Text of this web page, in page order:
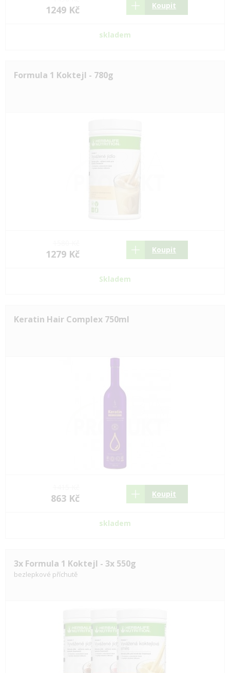
1249 Kč Koupit
skladem
Formula 1 Koktejl - 780g
1279 Kč Koupit
Skladem
Keratin Hair Complex 750ml
863 Kč Koupit
skladem
3x Formula 1 Koktejl - 3x 550g
bezlepkové příchutě